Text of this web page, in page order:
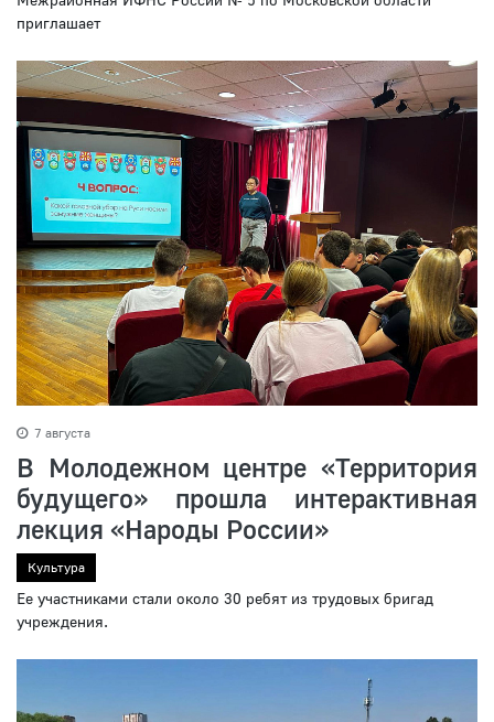
приглашает
7 августа
В Молодежном центре «Территория
будущего» прошла интерактивная
лекция «Народы России»
Культура
Ее участниками стали около 30 ребят из трудовых бригад
учреждения.